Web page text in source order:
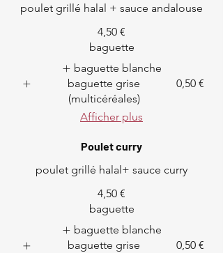
poulet grillé halal + sauce andalouse
4,50 €
baguette
baguette blanche
baguette grise
(multicéréales)
0,50 €
Afficher plus
Poulet curry
poulet grillé halal+ sauce curry
4,50 €
baguette
baguette blanche
baguette grise
0,50 €